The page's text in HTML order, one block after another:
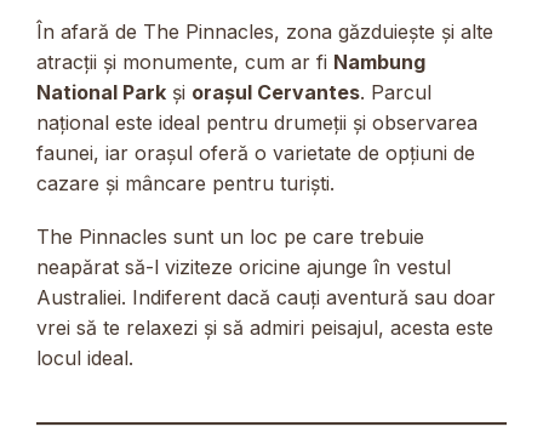
În afară de The Pinnacles, zona găzduiește și alte
atracții și monumente, cum ar fi Nambung
National Park și orașul Cervantes. Parcul
național este ideal pentru drumeții și observarea
faunei, iar orașul oferă o varietate de opțiuni de
cazare și mâncare pentru turiști.
The Pinnacles sunt un loc pe care trebuie
neapărat să-l viziteze oricine ajunge în vestul
Australiei. Indiferent dacă cauți aventură sau doar
vrei să te relaxezi și să admiri peisajul, acesta este
locul ideal.